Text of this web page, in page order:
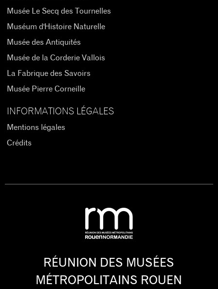
Musée Le Secq des Tournelles
Muséum d'Histoire Naturelle
Musée des Antiquités
Musée de la Corderie Vallois
La Fabrique des Savoirs
Musée Pierre Corneille
INFORMATIONS LÉGALES
Mentions légales
Crédits
RÉUNION DES MUSÉES
MÉTROPOLITAINS ROUEN